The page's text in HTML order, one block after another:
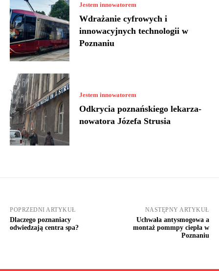
Jestem innowatorem
Wdrażanie cyfrowych i
innowacyjnych technologii w
Poznaniu
Jestem innowatorem
Odkrycia poznańskiego lekarza-
nowatora Józefa Strusia
POPRZEDNI ARTYKUŁ
Dlaczego poznaniacy
odwiedzają centra spa?
NASTĘPNY ARTYKUŁ
Uchwała antysmogowa a
montaż pommpy ciepła w
Poznaniu